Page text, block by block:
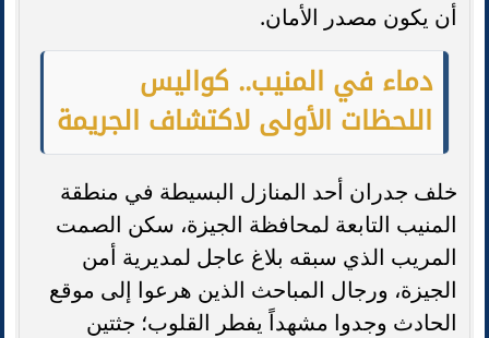
أن يكون مصدر الأمان.
دماء في المنيب.. كواليس
اللحظات الأولى لاكتشاف الجريمة
خلف جدران أحد المنازل البسيطة في منطقة
المنيب التابعة لمحافظة الجيزة، سكن الصمت
المريب الذي سبقه بلاغ عاجل لمديرية أمن
الجيزة، ورجال المباحث الذين هرعوا إلى موقع
الحادث وجدوا مشهداً يفطر القلوب؛ جثتين